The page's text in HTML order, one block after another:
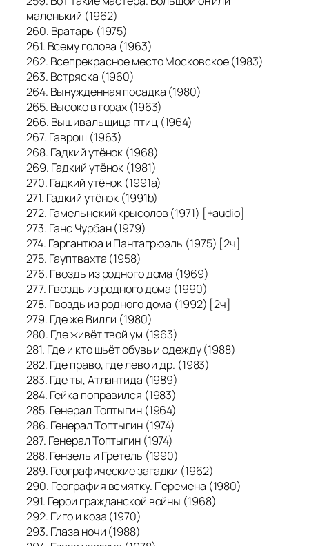
маленький (1962)
260. Вратарь (1975)
261. Всему голова (1963)
262. Всепрекрасное место Московское (1983)
263. Встряска (1960)
264. Вынужденная посадка (1980)
265. Высоко в горах (1963)
266. Вышивальщица птиц (1964)
267. Гаврош (1963)
268. Гадкий утёнок (1968)
269. Гадкий утёнок (1981)
270. Гадкий утёнок (1991a)
271. Гадкий утёнок (1991b)
272. Гамельнский крысолов (1971) [+audio]
273. Ганс Чурбан (1979)
274. Гаргантюа и Пантагрюэль (1975) [2ч]
275. Гауптвахта (1958)
276. Гвоздь из родного дома (1969)
277. Гвоздь из родного дома (1990)
278. Гвоздь из родного дома (1992) [2ч]
279. Где же Вилли (1980)
280. Где живёт твой ум (1963)
281. Где и кто шьёт обувь и одежду (1988)
282. Где право, где лево и др. (1983)
283. Где ты, Атлантида (1989)
284. Гейка поправился (1983)
285. Генерал Топтыгин (1964)
286. Генерал Топтыгин (1974)
287. Генерал Топтыгин (1974)
288. Гензель и Гретель (1990)
289. Географические загадки (1962)
290. География всмятку. Перемена (1980)
291. Герои гражданской войны (1968)
292. Гиго и коза (1970)
293. Глаза ночи (1988)